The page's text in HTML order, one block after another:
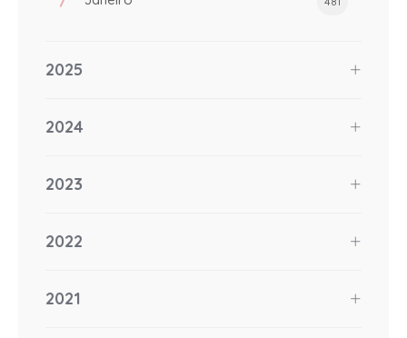
2025
2024
2023
2022
2021